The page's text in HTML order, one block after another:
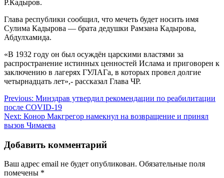
Р.Кадыров.
Глава республики сообщил, что мечеть будет носить имя
Сулима Кадырова — брата дедушки Рамзана Кадырова,
Абдулхамида.
«В 1932 году он был осуждён царскими властями за
распространение истинных ценностей Ислама и приговорен к
заключению в лагерях ГУЛАГа, в которых провел долгие
четырнадцать лет»,- рассказал Глава ЧР.
Навигация
по
записям
Previous: Минздрав утвердил рекомендации по реабилитации
после COVID-19
Next: Конор Макгрегор намекнул на возвращение и принял
вызов Чимаева
Добавить комментарий
Ваш адрес email не будет опубликован. Обязательные поля
помечены *